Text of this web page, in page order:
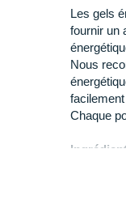
Les gels
fournir un
Nous
Chaque
Eau,